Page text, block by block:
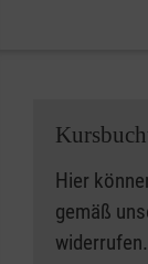
Hier
gemäß
widerrufen.